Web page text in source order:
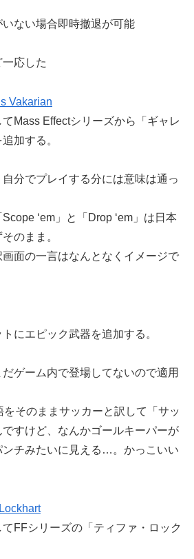
ない場合即時撤退が可能
応した
Vakarian
Mass Effectシリーズから「ギャレ
加する。
分でプレイする分には意味は通っ
‘em」と「Drop ‘em」は日本
のまま。
面の一言はなんとなくイメージで
にエピック武器を追加する。
ゲーム内で登場してないので適用
をそのままサッカーと訳して「サッ
すけど、なんかゴールキーパーが
ンチみたいに見える…。かっこいい
FFシリーズの「ティファ・ロック